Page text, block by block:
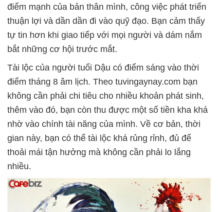
điểm mạnh của bản thân mình, công việc phát triển
thuận lợi và dần dần đi vào quỹ đạo. Bạn cảm thấy
tự tin hơn khi giao tiếp với mọi người và dám nắm
bắt những cơ hội trước mắt.
Tài lộc của người tuổi Dậu có điểm sáng vào thời
điểm tháng 8 âm lịch. Theo tuvingaynay.com bạn
không cần phải chi tiêu cho nhiều khoản phát sinh,
thêm vào đó, bạn còn thu được một số tiền kha khá
nhờ vào chính tài năng của mình. Về cơ bản, thời
gian này, bạn có thể tài lộc khá rủng rỉnh, đủ để
thoải mái tận hưởng mà không cần phải lo lắng
nhiều.